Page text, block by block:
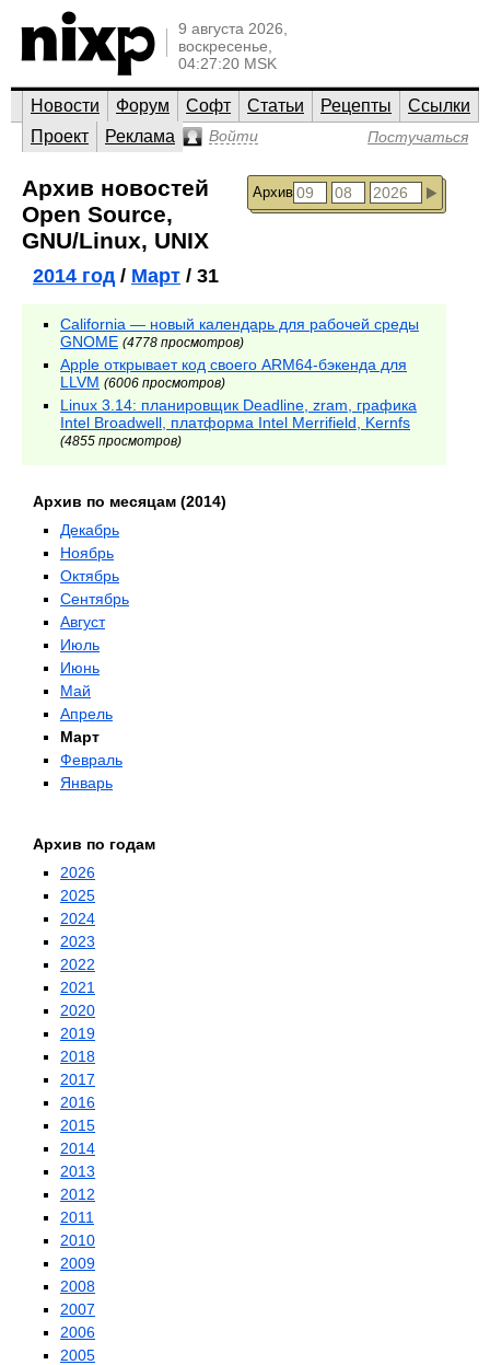
9 августа 2026,
воскресенье,
04:27:20 MSK
Новости Форум Софт Статьи Рецепты
Ссылки
Проект
Реклама Войти Постучаться
Архив
Архив новостей
Open Source,
GNU/Linux, UNIX
2014 год/ Март / 31
California — новый календарь для рабочей среды
GNOME (4778 просмотров)
Apple открывает код своего ARM64-бэкенда для
LLVM (6006 просмотров)
Linux 3.14: планировщик Deadline, zram, графика
Intel Broadwell, платформа Intel Merrifield, Kernfs
(4855 просмотров)
Архив по месяцам (2014)
Декабрь
Ноябрь
Октябрь
Сентябрь
Август
Июль
Июнь
Май
Апрель
Март
Февраль
Январь
Архив по годам
2026
2025
2024
2023
2022
2021
2020
2019
2018
2017
2016
2015
2014
2013
2012
2011
2010
2009
2008
2007
2006
2005